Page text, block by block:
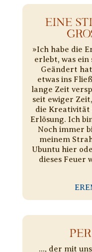
EINE
»Ich habe die
erlebt, was ein
Geändert
etwas ins
lange Zeit
seit ewiger
die Kreativität
Erlösung. Ich
Noch immer
meinem
Ubuntu hier
dieses Feuer
..., der mit